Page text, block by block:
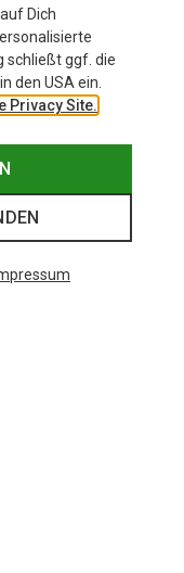
Dich
schließt ggf. die
den USA ein.
Privacy Site.